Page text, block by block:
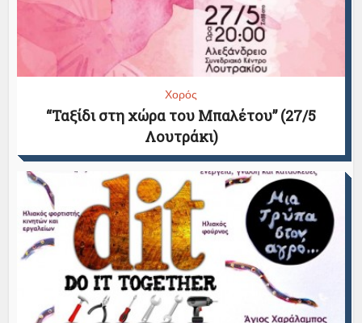
Χορός
“Ταξίδι στη χώρα του Μπαλέτου” (27/5
Λουτράκι)